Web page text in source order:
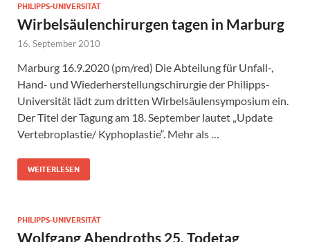
PHILIPPS-UNIVERSITÄT
Wirbelsäulenchirurgen tagen in Marburg
16. September 2010
Marburg 16.9.2020 (pm/red) Die Abteilung für Unfall-,
Hand- und Wiederherstellungschirurgie der Philipps-
Universität lädt zum dritten Wirbelsäulensymposium ein.
Der Titel der Tagung am 18. September lautet „Update
Vertebroplastie/ Kyphoplastie“. Mehr als …
WEITERLESEN
PHILIPPS-UNIVERSITÄT
Wolfgang Abendroths 25. Todetag